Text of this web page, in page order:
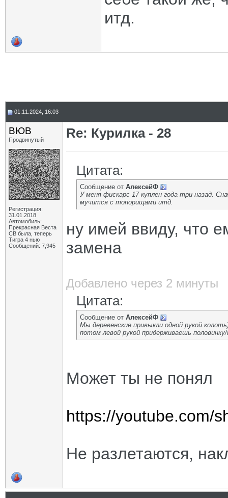
итд.
01.11.2024, 16:03
ВЮВ
Продвинутый
Регистрация:
31.01.2018
Автомобиль:
Прекрасная Веста
СВ была, теперь
Тигра 4 нью
Сообщений: 7,945
Re: Курилка - 28
Цитата:
Сообщение от АлексейФ
У меня фискарс 17 куплен года три назад.
мучится с топорищами итд.
ну имей ввиду, что
замена
Добавлено через 2 минуты
Цитата:
Сообщение от АлексейФ
Мы деревенские привыкли одной рукой
потом левой рукой придерживаешь
Может ты не понял
https://youtube.com/
Не разлетаются,